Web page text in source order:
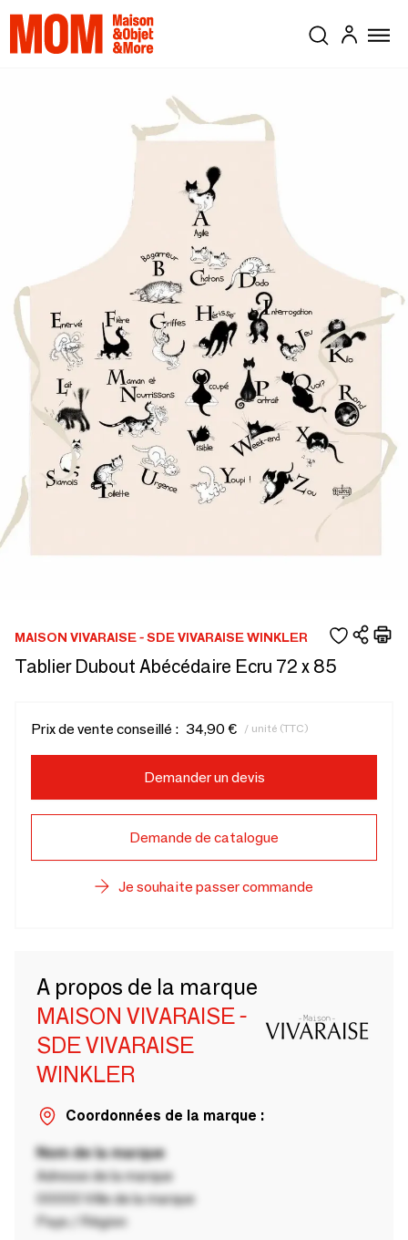
MAISON VIVARAISE - SDE VIVARAISE WINKLER
Tablier Dubout Abécédaire Ecru 72 x 85
Prix de vente conseillé : 34,90 € / unité (TTC)
Demander un devis
Demande de catalogue
Je souhaite passer commande
A propos de la marque
MAISON VIVARAISE -
SDE VIVARAISE
WINKLER
Coordonnées de la marque :
Nom de la marque
Adresse de la marque
00000 Ville de la marque
Pays / Région